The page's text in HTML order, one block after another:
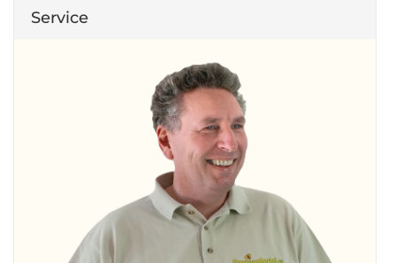
Service